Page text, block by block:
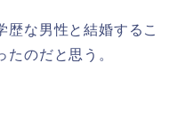
歴な男性と結婚するこ
のだと思う。